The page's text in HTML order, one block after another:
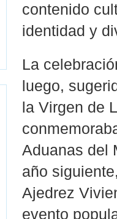
contenido
identidad y
La
luego,
la Virgen de
Aduanas del
año
Ajedrez
evento